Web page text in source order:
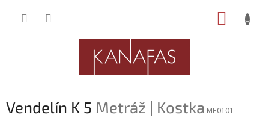
Vendelín K 5 Metráž | Kostka ME0101